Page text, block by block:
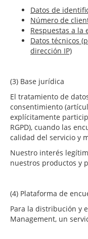
Datos de
Número de
Respuestas a
Datos técnicos
dirección IP)
(3) Base jurídica
El tratamiento de
consentimiento
explícitamente
RGPD), cuando las
calidad del servicio y
Nuestro interés
nuestros productos y
(4) Plataforma de
Para la distribución y
Management, un